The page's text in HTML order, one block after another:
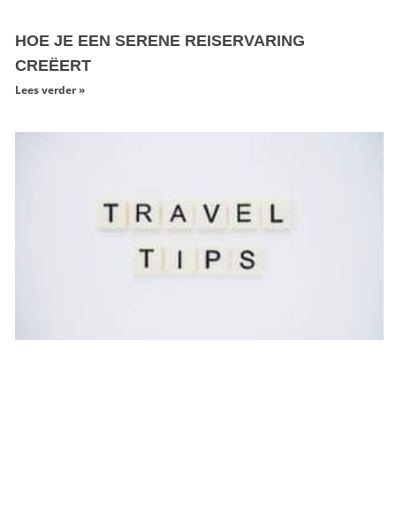
HOE JE EEN SERENE REISERVARING
CREËERT
Lees verder »